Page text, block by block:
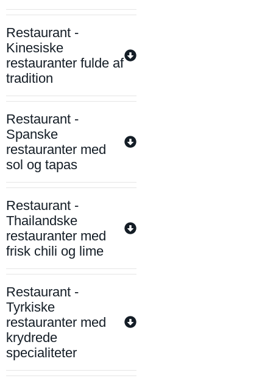
Restaurant -
Kinesiske
restauranter fulde af
tradition
Restaurant -
Spanske
restauranter med
sol og tapas
Restaurant -
Thailandske
restauranter med
frisk chili og lime
Restaurant -
Tyrkiske
restauranter med
krydrede
specialiteter